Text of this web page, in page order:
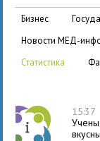
бизнес
новости МЕД-
статистика
15:37